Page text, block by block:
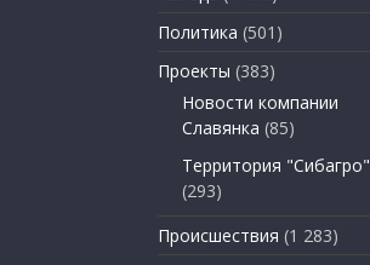
Политика (501)
Проекты (383)
Новости компании
Славянка (85)
Территория "Сибагро"
(293)
Происшествия (1 283)